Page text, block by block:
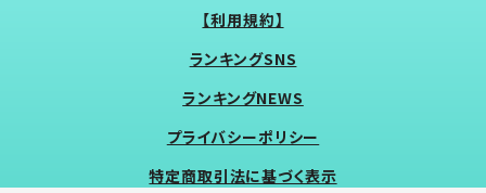
【利用規約】
ランキングSNS
ランキングNEWS
プライバシーポリシー
特定商取引法に基づく表示